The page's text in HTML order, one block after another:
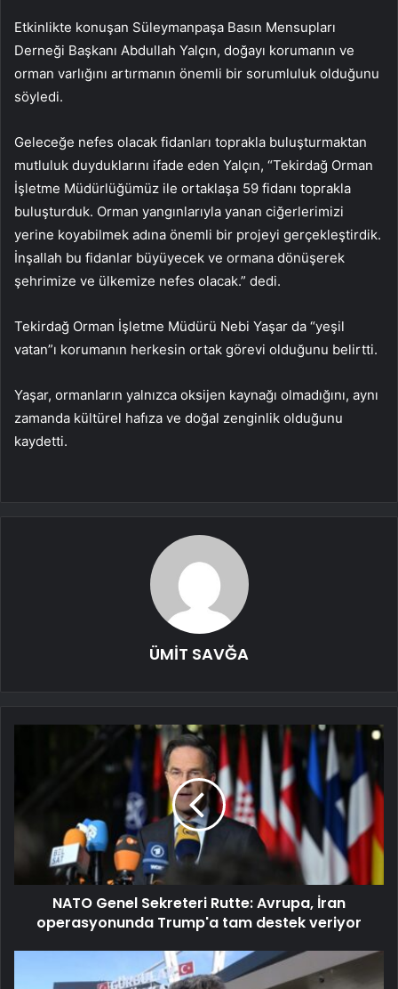
Etkinlikte konuşan Süleymanpaşa Basın Mensupları
Derneği Başkanı Abdullah Yalçın, doğayı korumanın ve
orman varlığını artırmanın önemli bir sorumluluk olduğunu
söyledi.
Geleceğe nefes olacak fidanları toprakla buluşturmaktan
mutluluk duyduklarını ifade eden Yalçın, “Tekirdağ Orman
İşletme Müdürlüğümüz ile ortaklaşa 59 fidanı toprakla
buluşturduk. Orman yangınlarıyla yanan ciğerlerimizi
yerine koyabilmek adına önemli bir projeyi gerçekleştirdik.
İnşallah bu fidanlar büyüyecek ve ormana dönüşerek
şehrimize ve ülkemize nefes olacak.” dedi.
Tekirdağ Orman İşletme Müdürü Nebi Yaşar da “yeşil
vatan”ı korumanın herkesin ortak görevi olduğunu belirtti.
Yaşar, ormanların yalnızca oksijen kaynağı olmadığını, aynı
zamanda kültürel hafıza ve doğal zenginlik olduğunu
kaydetti.
ÜMİT SAVĞA
NATO Genel Sekreteri Rutte: Avrupa, İran
operasyonunda Trump'a tam destek veriyor